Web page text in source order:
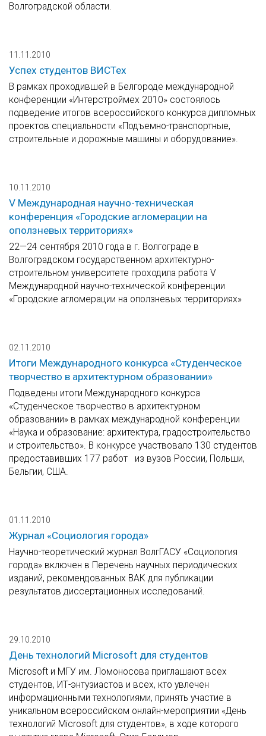
Волгоградской области.
11.11.2010
Успех студентов ВИСТех
В рамках проходившей в Белгороде международной
конференции «Интерстроймех 2010» состоялось
подведение итогов всероссийского конкурса дипломных
проектов специальности «Подъемно-транспортные,
строительные и дорожные машины и оборудование».
10.11.2010
V Международная научно-техническая
конференция «Городские агломерации на
оползневых территориях»
22—24 сентября 2010 года в г. Волгограде в
Волгоградском государственном архитектурно-
строительном университете проходила работа V
Международной научно-технической конференции
«Городские агломерации на оползневых территориях»
02.11.2010
Итоги Международного конкурса «Студенческое
творчество в архитектурном образовании»
Подведены итоги Международного конкурса
«Студенческое творчество в архитектурном
образовании» в рамках международной конференции
«Наука и образование: архитектура, градостроительство
и строительство». В конкурсе участвовало 130 студентов
предоставивших 177 работ из вузов России, Польши,
Бельгии, США.
01.11.2010
Журнал «Социология города»
Научно-теоретический журнал ВолгГАСУ «Социология
города» включен в Перечень научных периодических
изданий, рекомендованных ВАК для публикации
результатов диссертационных исследований.
29.10.2010
День технологий Microsoft для студентов
Microsoft и МГУ им. Ломоносова приглашают всех
студентов, ИТ-энтузиастов и всех, кто увлечен
информационными технологиями, принять участие в
уникальном всероссийском онлайн-мероприятии «День
технологий Microsoft для студентов», в ходе которого